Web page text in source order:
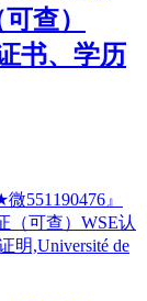
查）
书、学历